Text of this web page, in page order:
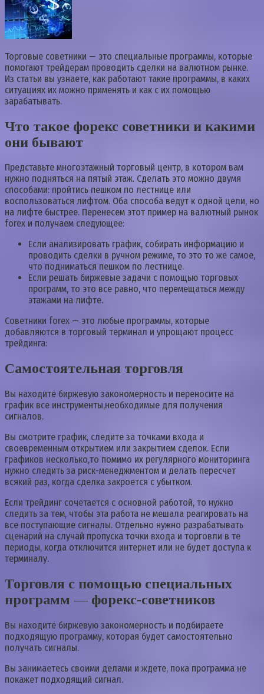
Торговые советники — это специальные программы, которые
помогают трейдерам проводить сделки на валютном рынке.
Из статьи вы узнаете, как работают такие программы, в каких
ситуациях их можно применять и как с их помощью
зарабатывать.
Что такое форекс советники и какими
они бывают
Представьте многоэтажный торговый центр, в котором вам
нужно подняться на пятый этаж. Сделать это можно двумя
способами: пройтись пешком по лестнице или
воспользоваться лифтом. Оба способа ведут к одной цели, но
на лифте быстрее. Перенесем этот пример на валютный рынок
forex и получаем следующее:
Если анализировать график, собирать информацию и
проводить сделки в ручном режиме, то это то же самое,
что подниматься пешком по лестнице.
Если решать биржевые задачи с помощью торговых
программ, то это все равно, что перемещаться между
этажами на лифте.
Советники forex — это любые программы, которые
добавляются в торговый терминал и упрощают процесс
трейдинга:
Самостоятельная торговля
Вы находите биржевую закономерность и переносите на
график все инструменты,необходимые для получения
сигналов.
Вы смотрите график, следите за точками входа и
своевременным открытием или закрытием сделок. Если
графиков несколько,то помимо их регулярного мониторинга
нужно следить за риск-менеджментом и делать пересчет
всякий раз, когда сделка закроется с убытком.
Если трейдинг сочетается с основной работой, то нужно
следить за тем, чтобы эта работа не мешала реагировать на
все поступающие сигналы. Отдельно нужно разрабатывать
сценарий на случай пропуска точки входа и торговли в те
периоды, когда отключится интернет или не будет доступа к
терминалу.
Торговля с помощью специальных
программ — форекс-советников
Вы находите биржевую закономерность и подбираете
подходящую программу, которая будет самостоятельно
получать сигналы.
Вы занимаетесь своими делами и ждете, пока программа не
покажет подходящий сигнал.